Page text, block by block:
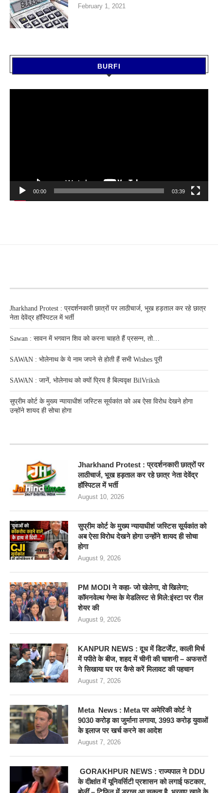
February 1, 2021
BURFI
00:00 03:39
Jharkhand Protest : प्रदर्शनकारी छात्रों पर लाठीचार्ज, भूख हड़ताल कर रहे छात्र
नेता देवेंद्र हॉस्पिटल में भर्ती
Sawan : सावन में भगवान शिव को करना चाहते हैं प्रसन्न, तो…
SAWAN : भोलेनाथ के ये नाम जपने से होती हैं सभी Wishes पूरी
SAWAN : जानें, भोलेनाथ को क्यों प्रिय है बिल्ववृक्ष BilVriksh
सुप्रीम कोर्ट के मुख्य न्यायाधीशं जस्टिस सूर्यकांत को अब ऐसा विरोध देखने होगा
उन्होंने शायद ही सोचा होगा
Jharkhand Protest : प्रदर्शनकारी छात्रों पर
लाठीचार्ज, भूख हड़ताल कर रहे छात्र नेता देवेंद्र
हॉस्पिटल में भर्ती
August 10, 2026
सुप्रीम कोर्ट के मुख्य न्यायाधीशं जस्टिस सूर्यकांत को
अब ऐसा विरोध देखने होगा उन्होंने शायद ही सोचा
होगा
August 9, 2026
PM MODI ने कहा- जो खेलेगा, वो खिलेगा;
कॉमनवेल्थ गेम्स के मेडलिस्ट से मिले:इंस्टा पर रील
शेयर की
August 9, 2026
KANPUR NEWS : दूध में डिटर्जेंट, काली मिर्च
में पपीते के बीज, शहद में चीनी की चाशनी – अफसरों
ने सिखाया घर पर कैसे करें मिलावट की पहचान
August 7, 2026
Meta News : Meta पर अमेरिकी कोर्ट ने
9030 करोड़ का जुर्माना लगाया, 3993 करोड़ युवाओं
के इलाज पर खर्च करने का आदेश
August 7, 2026
GORAKHPUR NEWS : राज्यपाल ने DDU
के दीक्षांत में यूनिवर्सिटी प्रशासन को लगाई फटकार,